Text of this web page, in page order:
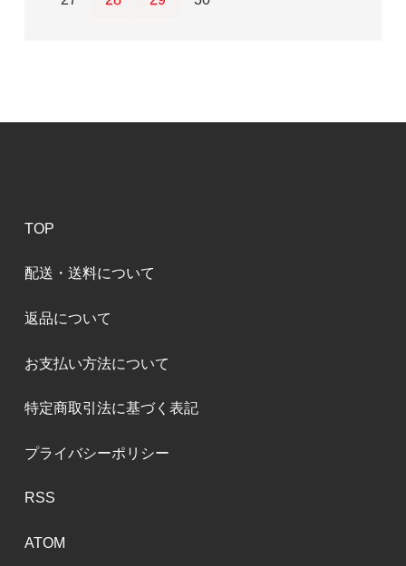
TOP
配送・送料について
返品について
お支払い方法について
特定商取引法に基づく表記
プライバシーポリシー
RSS
ATOM